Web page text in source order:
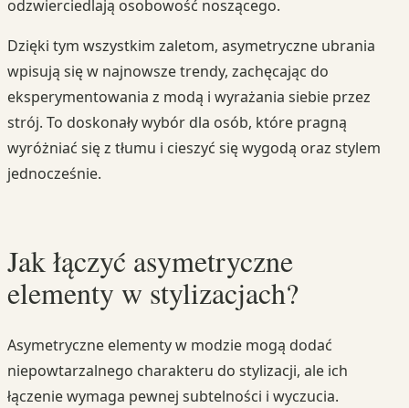
odzwierciedlają osobowość noszącego.
Dzięki tym wszystkim zaletom, asymetryczne ubrania
wpisują się w najnowsze trendy, zachęcając do
eksperymentowania z modą i wyrażania siebie przez
strój. To doskonały wybór dla osób, które pragną
wyróżniać się z tłumu i cieszyć się wygodą oraz stylem
jednocześnie.
Jak łączyć asymetryczne
elementy w stylizacjach?
Asymetryczne elementy w modzie mogą dodać
niepowtarzalnego charakteru do stylizacji, ale ich
łączenie wymaga pewnej subtelności i wyczucia.